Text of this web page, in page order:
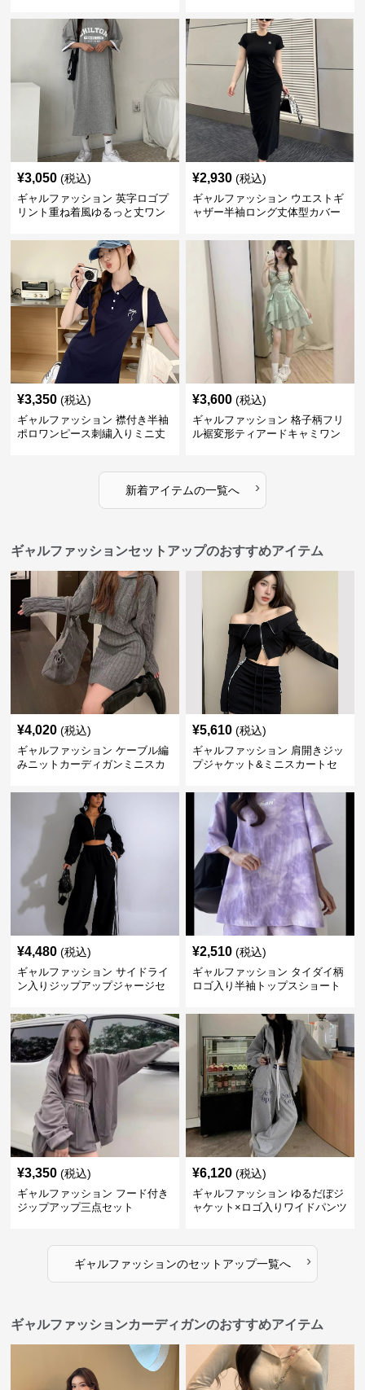
¥3,050 (税込)
ギャルファッション 英字ロゴプ
リント重ね着風ゆるっと丈ワン
¥2,930 (税込)
ギャルファッション ウエストギ
ャザー半袖ロング丈体型カバー
¥3,350 (税込)
ギャルファッション 襟付き半袖
ポロワンピース刺繍入りミニ丈
¥3,600 (税込)
ギャルファッション 格子柄フリ
ル裾変形ティアードキャミワン
新着アイテムの一覧へ ›
ギャルファッションセットアップのおすすめアイテム
¥4,020 (税込)
ギャルファッション ケーブル編
みニットカーディガンミニスカ
¥5,610 (税込)
ギャルファッション 肩開きジッ
プジャケット&ミニスカートセ
¥4,480 (税込)
ギャルファッション サイドライ
ン入りジップアップジャージセ
¥2,510 (税込)
ギャルファッション タイダイ柄
ロゴ入り半袖トップスショート
¥3,350 (税込)
ギャルファッション フード付き
ジップアップ三点セット
¥6,120 (税込)
ギャルファッション ゆるだぼジ
ャケット×ロゴ入りワイドパンツ
ギャルファッションのセットアップ一覧へ ›
ギャルファッションカーディガンのおすすめアイテム